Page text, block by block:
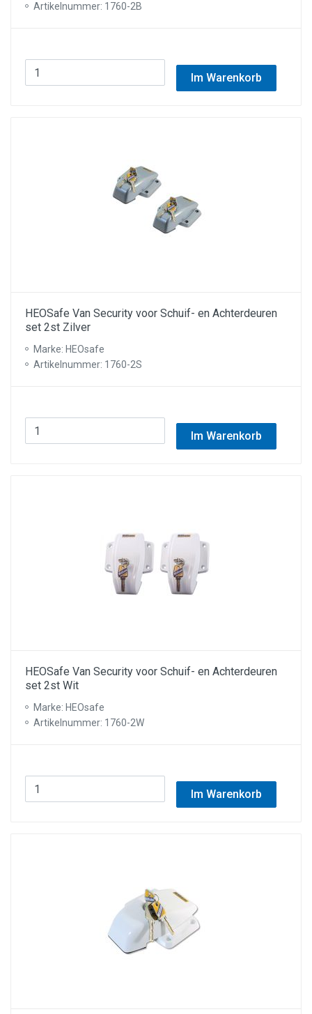
Artikelnummer: 1760-2B
Im Warenkorb
HEOSafe Van Security voor Schuif- en Achterdeuren
set 2st Zilver
Marke: HEOsafe
Artikelnummer: 1760-2S
Im Warenkorb
HEOSafe Van Security voor Schuif- en Achterdeuren
set 2st Wit
Marke: HEOsafe
Artikelnummer: 1760-2W
Im Warenkorb